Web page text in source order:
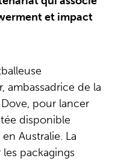
et impact
ambassadrice de la
pour lancer
disponible
Australie. La
packagings